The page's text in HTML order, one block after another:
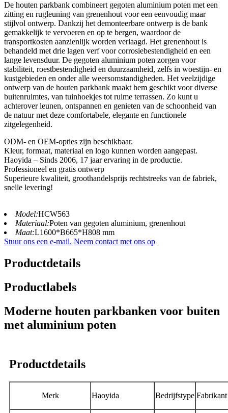
De houten parkbank combineert gegoten aluminium poten met een
zitting en rugleuning van grenenhout voor een eenvoudig maar
stijlvol ontwerp. Dankzij het demonteerbare ontwerp is de bank
gemakkelijk te vervoeren en op te bergen, waardoor de
transportkosten aanzienlijk worden verlaagd. Het grenenhout is
behandeld met drie lagen verf voor corrosiebestendigheid en een
lange levensduur. De gegoten aluminium poten zorgen voor
stabiliteit, roestbestendigheid en duurzaamheid, zelfs in woestijn- en
kustgebieden en onder alle weersomstandigheden. Het veelzijdige
ontwerp van de houten parkbank maakt hem geschikt voor diverse
buitenruimtes, van tuinhoekjes tot ruime terrassen. Zo kunt u
achterover leunen, ontspannen en genieten van de schoonheid van
de natuur met deze comfortabele, elegante en functionele
zitgelegenheid.
ODM- en OEM-opties zijn beschikbaar.
Kleur, formaat, materiaal en logo kunnen worden aangepast.
Haoyida – Sinds 2006, 17 jaar ervaring in de productie.
Professioneel en gratis ontwerp
Superieure kwaliteit, groothandelsprijs rechtstreeks van de fabriek,
snelle levering!
Model:HCW563
Materiaal:Poten van gegoten aluminium, grenenhout
Maat:L1600*B665*H808 mm
Stuur ons een e-mail. Neem contact met ons op
Productdetails
Productlabels
Moderne houten parkbanken voor buiten
met aluminium poten
Productdetails
Merk Haoyida Bedrijfstype Fabrikant